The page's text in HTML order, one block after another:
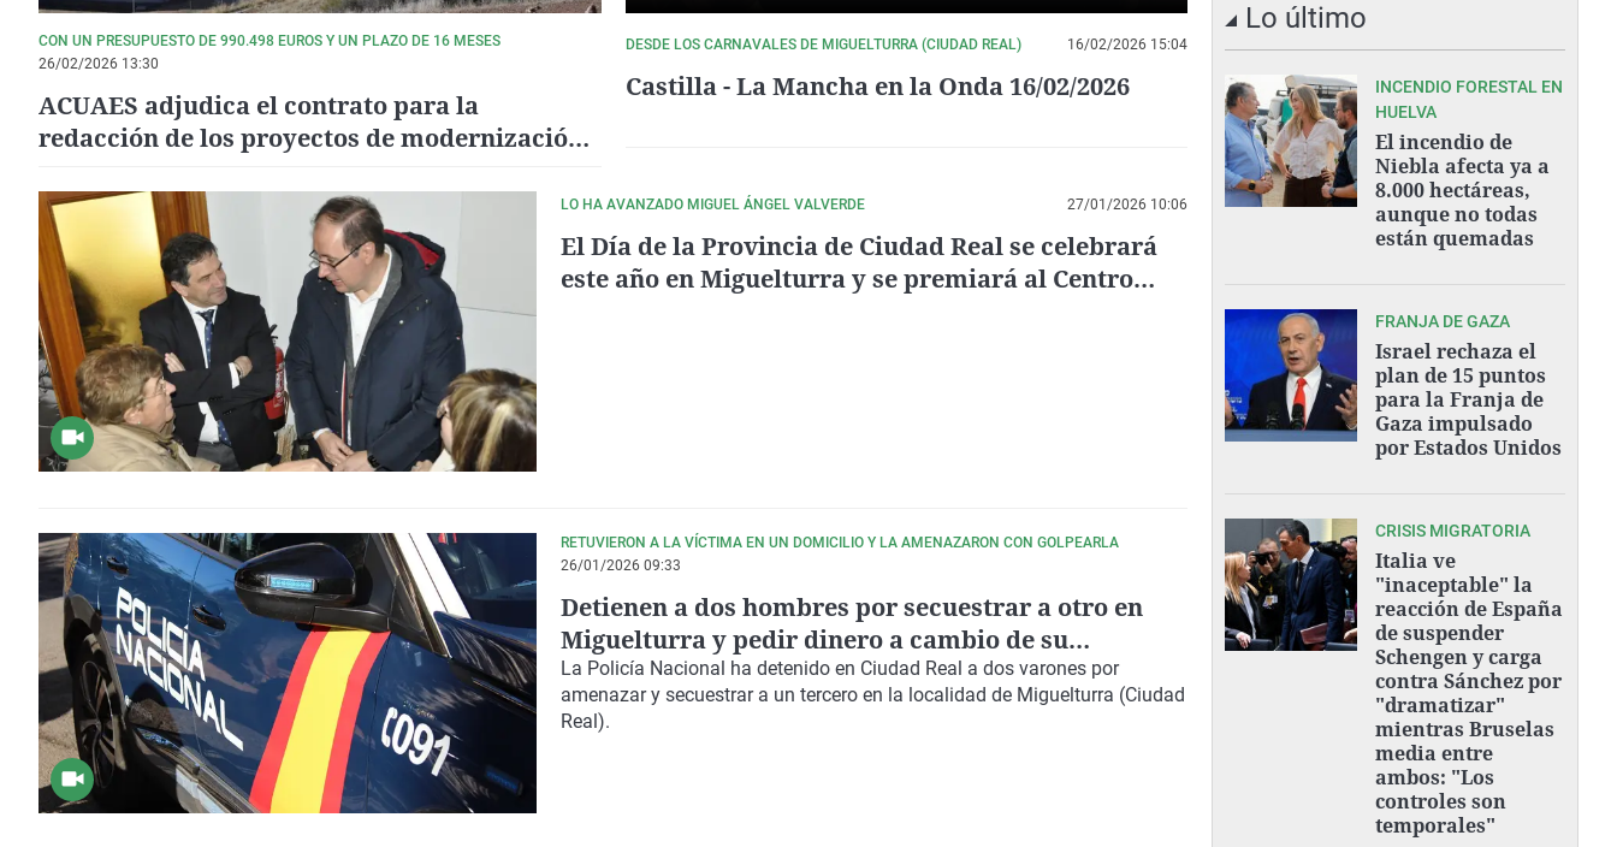
CON UN PRESUPUESTO DE 990.498 EUROS Y UN PLAZO DE 16 MESES
26/02/2026 13:30
ACUAES adjudica el contrato para la
redacción de los proyectos de modernización
DESDE LOS CARNAVALES DE MIGUELTURRA (CIUDAD REAL) 16/02/2026 15:04
Castilla - La Mancha en la Onda 16/02/2026
LO HA AVANZADO MIGUEL ÁNGEL VALVERDE 27/01/2026 10:06
El Día de la Provincia de Ciudad Real se celebrará
este año en Miguelturra y se premiará al Centro
RETUVIERON A LA VÍCTIMA EN UN DOMICILIO Y LA AMENAZARON CON GOLPEARLA
26/01/2026 09:33
Detienen a dos hombres por secuestrar a otro en
Miguelturra y pedir dinero a cambio de su
liberación
La Policía Nacional ha detenido en Ciudad Real a dos varones por
amenazar y secuestrar a un tercero en la localidad de Miguelturra (Ciudad
Real).
Lo último
INCENDIO FORESTAL EN
HUELVA
El incendio de
Niebla afecta ya a
8.000 hectáreas,
aunque no todas
están quemadas
FRANJA DE GAZA
Israel rechaza el
plan de 15 puntos
para la Franja de
Gaza impulsado
por Estados Unidos
CRISIS MIGRATORIA
Italia ve
"inaceptable" la
reacción de España
de suspender
Schengen y carga
contra Sánchez por
"dramatizar"
mientras Bruselas
media entre
ambos: "Los
controles son
temporales"